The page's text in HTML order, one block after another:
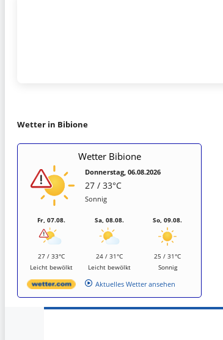
Wetter in Bibione
Wetter Bibione
Donnerstag, 06.08.2026
27 / 33°C
Sonnig
Fr, 07.08.
27 / 33°C
Leicht bewölkt
Sa, 08.08.
24 / 31°C
Leicht bewölkt
So, 09.08.
25 / 31°C
Sonnig
Aktuelles Wetter ansehen